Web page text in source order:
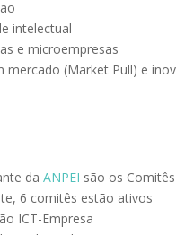
intelectual
e microempresas
mercado (Market Pull) e
daANPEI são os
6 comitês estão ativos
ICT-Empresa